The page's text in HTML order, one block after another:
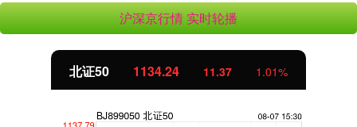
沪深京行情 实时轮播
北证50 1134.24 11.37 1.01%